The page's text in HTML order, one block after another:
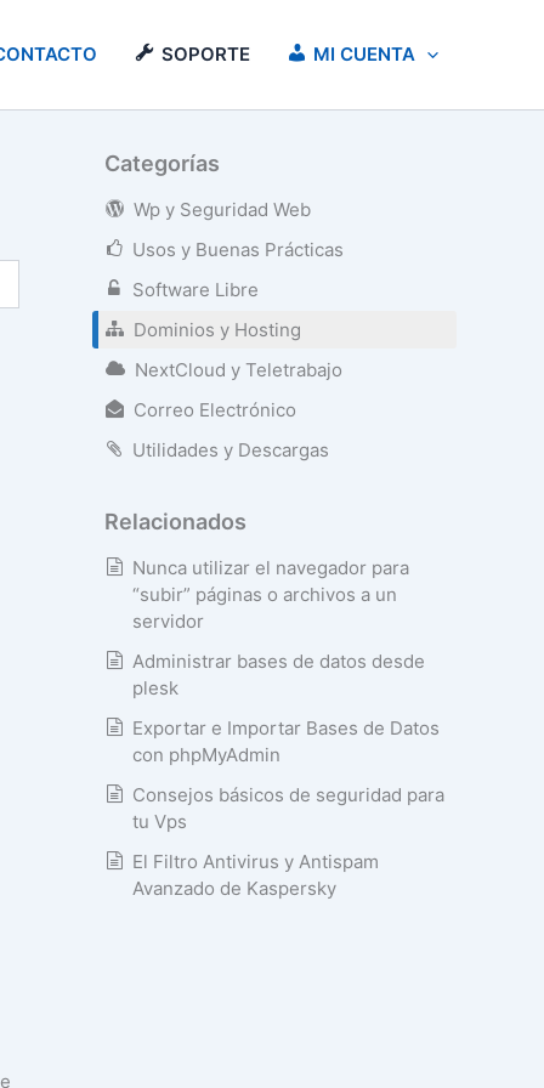
SOPORTE MI CUENTA
Categorías
Wp y Seguridad Web
Usos y Buenas Prácticas
Software Libre
Dominios y Hosting
NextCloud y Teletrabajo
Correo Electrónico
Utilidades y Descargas
Relacionados
Nunca utilizar el navegador para
“subir” páginas o archivos a un
servidor
Administrar bases de datos desde
plesk
Exportar e Importar Bases de Datos
con phpMyAdmin
Consejos básicos de seguridad para
tu Vps
El Filtro Antivirus y Antispam
Avanzado de Kaspersky